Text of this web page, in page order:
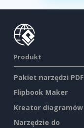
Produkt
Pakiet narzędzi PDF
Flipbook Maker
Kreator diagramów
Narzędzie do